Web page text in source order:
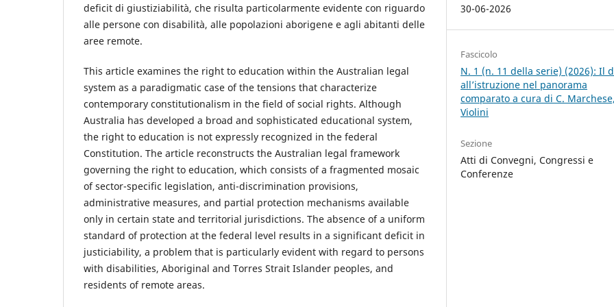
deficit di giustiziabilità, che risulta particolarmente evidente con riguardo
alle persone con disabilità, alle popolazioni aborigene e agli abitanti delle
aree remote.
This article examines the right to education within the Australian legal
system as a paradigmatic case of the tensions that characterize
contemporary constitutionalism in the field of social rights. Although
Australia has developed a broad and sophisticated educational system,
the right to education is not expressly recognized in the federal
Constitution. The article reconstructs the Australian legal framework
governing the right to education, which consists of a fragmented mosaic
of sector-specific legislation, anti-discrimination provisions,
administrative measures, and partial protection mechanisms available
only in certain state and territorial jurisdictions. The absence of a uniform
standard of protection at the federal level results in a significant deficit in
justiciability, a problem that is particularly evident with regard to persons
with disabilities, Aboriginal and Torres Strait Islander peoples, and
residents of remote areas.
30-06-2026
Fascicolo
N. 1 (n. 11 della serie) (2026): Il
all’istruzione nel panorama
comparato a cura di C.
Violini
Sezione
Atti di Convegni, Congressi e
Conferenze